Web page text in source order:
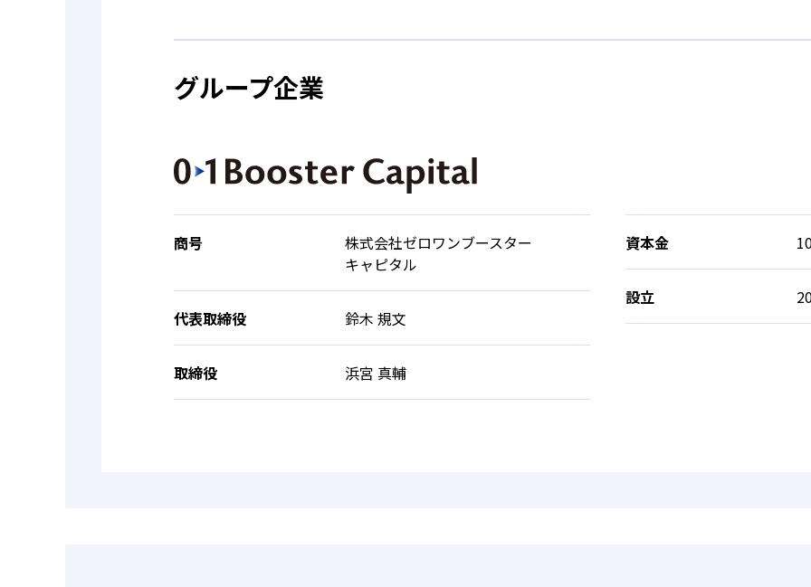
グループ企業
商号
株式会社ゼロワンブースター
キャピタル
代表取締役 鈴木 規文
取締役 浜宮 真輔
資本金
設立